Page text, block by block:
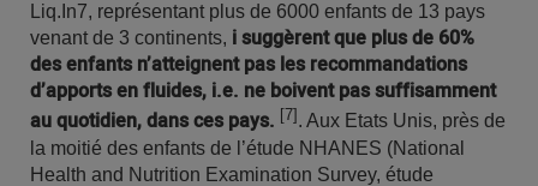
Liq.In7, représentant plus de 6000 enfants de 13 pays
venant de 3 continents, i suggèrent que plus de 60%
des enfants n’atteignent pas les recommandations
d’apports en fluides, i.e. ne boivent pas suffisamment
au quotidien, dans ces pays. [7] . Aux Etats Unis, près de
la moitié des enfants de l’étude NHANES (National
Health and Nutrition Examination Survey, étude